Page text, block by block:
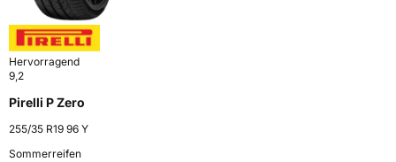
Hervorragend
9,2
Pirelli P Zero
255/35 R19 96 Y
Sommerreifen